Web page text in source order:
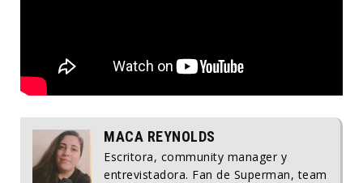
MACA REYNOLDS
Escritora, community manager y
entrevistadora. Fan de Superman, team